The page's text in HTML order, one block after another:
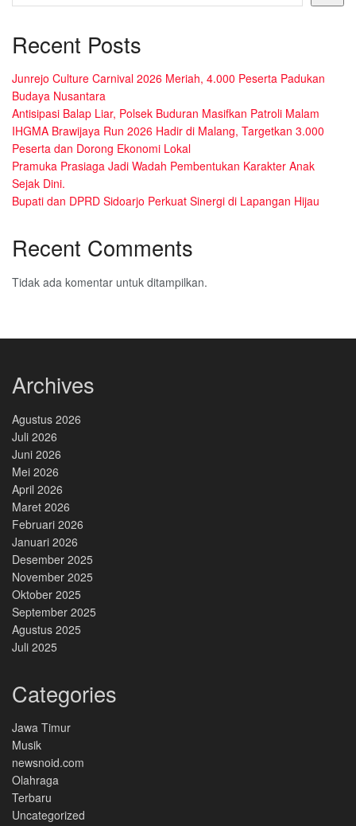
Recent Posts
Junrejo Culture Carnival 2026 Meriah, 4.000 Peserta Padukan
Budaya Nusantara
Antisipasi Balap Liar, Polsek Buduran Masifkan Patroli Malam
IHGMA Brawijaya Run 2026 Hadir di Malang, Targetkan 3.000
Peserta dan Dorong Ekonomi Lokal
Pramuka Prasiaga Jadi Wadah Pembentukan Karakter Anak
Sejak Dini.
Bupati dan DPRD Sidoarjo Perkuat Sinergi di Lapangan Hijau
Recent Comments
Tidak ada komentar untuk ditampilkan.
Archives
Agustus 2026
Juli 2026
Juni 2026
Mei 2026
April 2026
Maret 2026
Februari 2026
Januari 2026
Desember 2025
November 2025
Oktober 2025
September 2025
Agustus 2025
Juli 2025
Categories
Jawa Timur
Musik
newsnoid.com
Olahraga
Terbaru
Uncategorized